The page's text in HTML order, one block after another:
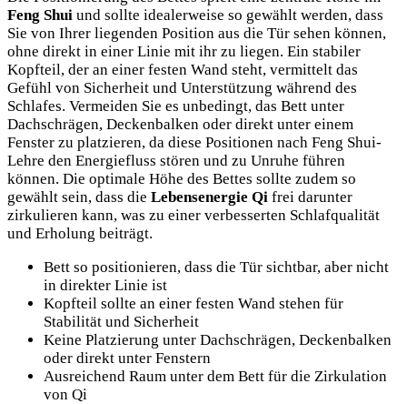
Feng Shui und sollte idealerweise so gewählt werden, dass
Sie von Ihrer liegenden Position aus die Tür sehen können,
ohne direkt in einer Linie mit ihr zu liegen. Ein stabiler
Kopfteil, der an einer festen Wand steht, vermittelt das
Gefühl von Sicherheit und Unterstützung während des
Schlafes. Vermeiden Sie es unbedingt, das Bett unter
Dachschrägen, Deckenbalken oder direkt unter einem
Fenster zu platzieren, da diese Positionen nach Feng Shui-
Lehre den Energiefluss stören und zu Unruhe führen
können. Die optimale Höhe des Bettes sollte zudem so
gewählt sein, dass die Lebensenergie Qi frei darunter
zirkulieren kann, was zu einer verbesserten Schlafqualität
und Erholung beiträgt.
Bett so positionieren, dass die Tür sichtbar, aber nicht
in direkter Linie ist
Kopfteil sollte an einer festen Wand stehen für
Stabilität und Sicherheit
Keine Platzierung unter Dachschrägen, Deckenbalken
oder direkt unter Fenstern
Ausreichend Raum unter dem Bett für die Zirkulation
von Qi